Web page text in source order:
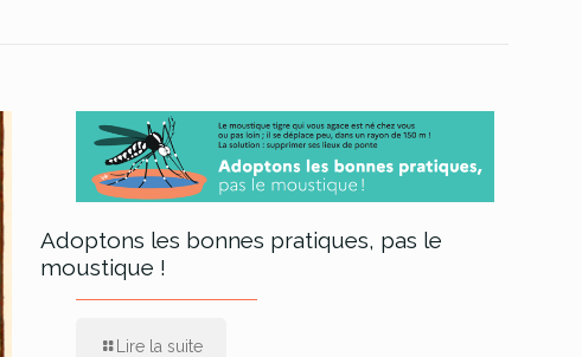
Adoptons les bonnes pratiques, pas le
moustique !
Lire la suite